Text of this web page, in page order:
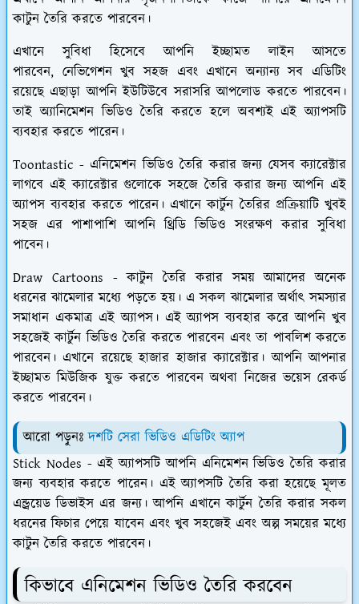
কাটুন তৈরি করতে পারবেন।
এখানে সুবিধা হিসেবে আপনি ইচ্ছামত লাইন আসতে
পারবেন, নেভিগেশন খুব সহজ এবং এখানে অন্যান্য সব এডিটিং
রয়েছে এছাড়া আপনি ইউটিউবে সরাসরি আপলোড করতে পারবেন।
তাই অ্যানিমেশন ভিডিও তৈরি করতে হলে অবশ্যই এই অ্যাপসটি
ব্যবহার করতে পারেন।
Toontastic - এনিমেশন ভিডিও তৈরি করার জন্য যেসব ক্যারেক্টার
লাগবে এই ক্যারেক্টার গুলোকে সহজে তৈরি করার জন্য আপনি এই
অ্যাপস ব্যবহার করতে পারেন। এখানে কার্টুন তৈরির প্রক্রিয়াটি খুবই
সহজ এর পাশাপাশি আপনি থ্রিডি ভিডিও সংরক্ষণ করার সুবিধা
পাবেন।
Draw Cartoons - কাটুন তৈরি করার সময় আমাদের অনেক
ধরনের ঝামেলার মধ্যে পড়তে হয়। এ সকল ঝামেলার অর্থাৎ সমস্যার
সমাধান একমাত্র এই অ্যাপস। এই অ্যাপস ব্যবহার করে আপনি খুব
সহজেই কার্টুন ভিডিও তৈরি করতে পারবেন এবং তা পাবলিশ করতে
পারবেন। এখানে রয়েছে হাজার হাজার ক্যারেক্টার। আপনি আপনার
ইচ্ছামত মিউজিক যুক্ত করতে পারবেন অথবা নিজের ভয়েস রেকর্ড
করতে পারবেন।
আরো পড়ুনঃদশটি সেরা ভিডিও এডিটিং অ্যাপ
Stick Nodes -এই অ্যাপসটি আপনি এনিমেশন ভিডিও তৈরি করার
জন্য ব্যবহার করতে পারেন। এই অ্যাপসটি তৈরি করা হয়েছে মূলত
এন্ড্রয়েড ডিভাইস এর জন্য। আপনি এখানে কার্টুন তৈরি করার সকল
ধরনের ফিচার পেয়ে যাবেন এবং খুব সহজেই এবং অল্প সময়ের মধ্যে
কাটুন তৈরি করতে পারবেন।
কিভাবে এনিমেশন ভিডিও তৈরি করবেন